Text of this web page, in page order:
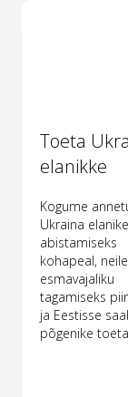
Toeta
elanikke
Kogume
Ukraina elanike
abistamiseks
kohapeal, neile
esmavajaliku
tagamiseks
ja Eestisse
põgenike